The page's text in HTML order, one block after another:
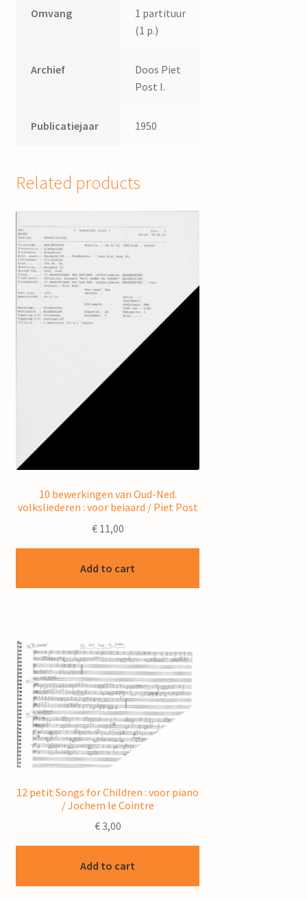
Omvang
1 partituur
(1 p.)
Archief
Doos Piet
Post I.
Publicatiejaar 1950
Related products
10 bewerkingen van Oud-Ned.
volksliederen : voor beiaard / Piet Post
€11,00
Add to cart
12 petit Songs for Children : voor piano
/ Jochem le Cointre
€3,00
Add to cart